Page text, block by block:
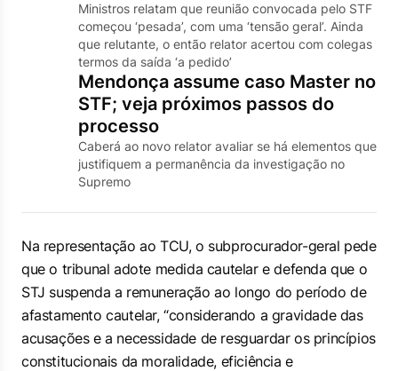
Ministros relatam que reunião convocada pelo STF
começou ‘pesada’, com uma ‘tensão geral’. Ainda
que relutante, o então relator acertou com colegas
termos da saída ‘a pedido’
Mendonça assume caso Master no
STF; veja próximos passos do
processo
Caberá ao novo relator avaliar se há elementos que
justifiquem a permanência da investigação no
Supremo
Na representação ao TCU, o subprocurador-geral pede
que o tribunal adote medida cautelar e defenda que o
STJ suspenda a remuneração ao longo do período de
afastamento cautelar, “considerando a gravidade das
acusações e a necessidade de resguardar os princípios
constitucionais da moralidade, eficiência e